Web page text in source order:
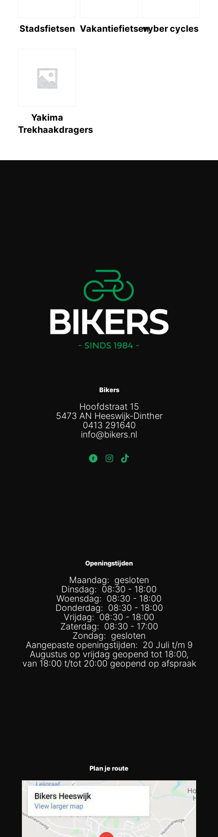
Stadsfietsen Vakantiefietsenvyber cycles
Yakima
Trekhaakdragers
Bikers
Hoofdstraat 15
5473 AN Heeswijk-Dinther
0413 291640
info@bikers.nl
Openingstijden
Maandag: gesloten
Dinsdag: 08:30 - 18:00
Woensdag: 08:30 - 18:00
Donderdag: 08:30 - 18:00
Vrijdag: 08:30 - 18:00
Zaterdag: 08:30 - 17:00
Zondag: gesloten
Aangepaste openingstijden: 20 Juli t/m 9
Augustus op vrijdag geopend tot 18:00,
van 18:00 t/tot 20:00 geopend op afspraak
Plan je route